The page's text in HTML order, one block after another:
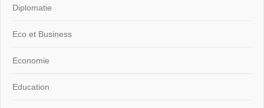
Diplomatie
Eco et Business
Economie
Education